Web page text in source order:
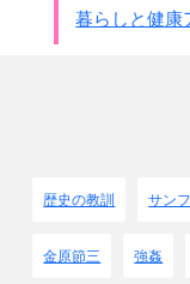
暮らしと健康
歴史の教訓 サン
金原節三 強姦